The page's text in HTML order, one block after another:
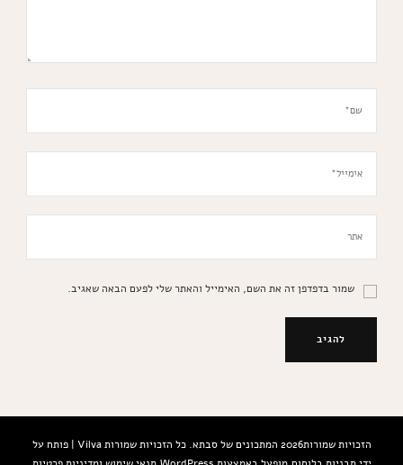
שמור בדפדפן זה את השם, האימייל והאתר שלי לפעם הבאה שאגיב.
הזכויות שמורות2026 המתכונים של סבתא. כל הזכויות שמורות
Vilva | פותח על